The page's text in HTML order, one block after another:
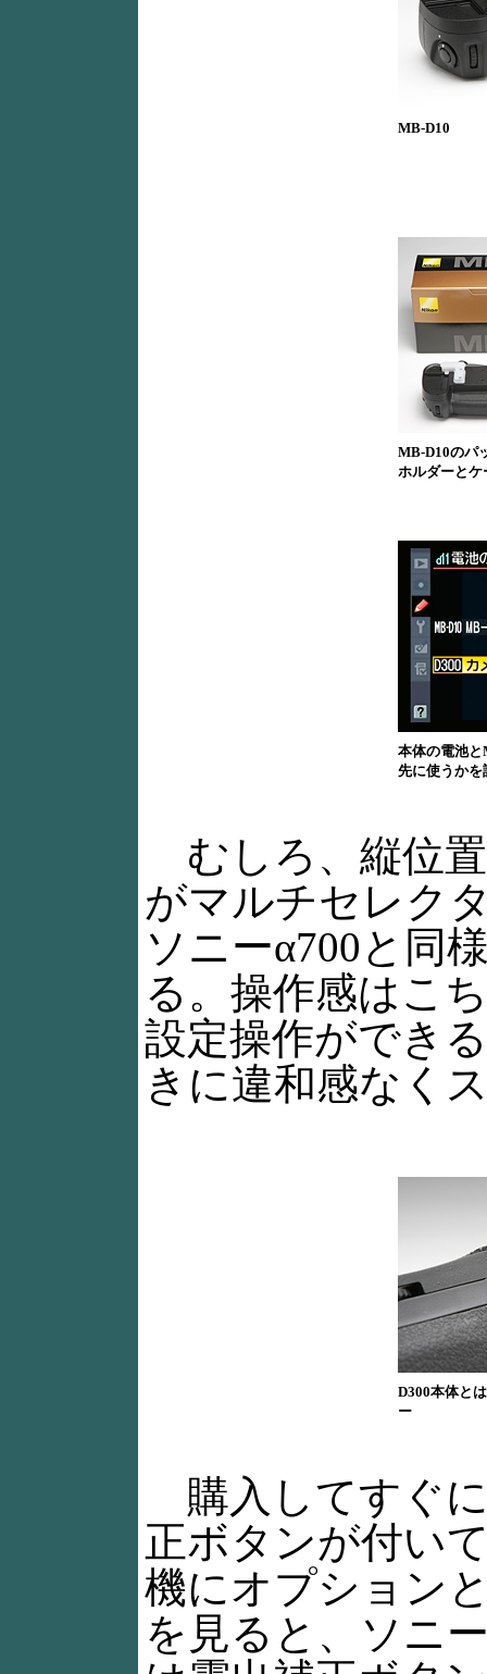
MB-D10
MB-D10のパ
ホルダーとケ
本体の電池
先に使うかを
むしろ、縦位
がマルチセレク
ソニーα700と同
る。操作感はこ
設定操作ができ
きに違和感なく
D300本体と
ー
購入してすぐ
正ボタンが付い
機にオプション
を見ると、ソニ